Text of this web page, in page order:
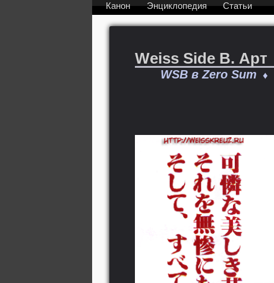
Канон Энциклопедия Статьи
Weiss Side B. Арт
WSB в Zero Sum ♦